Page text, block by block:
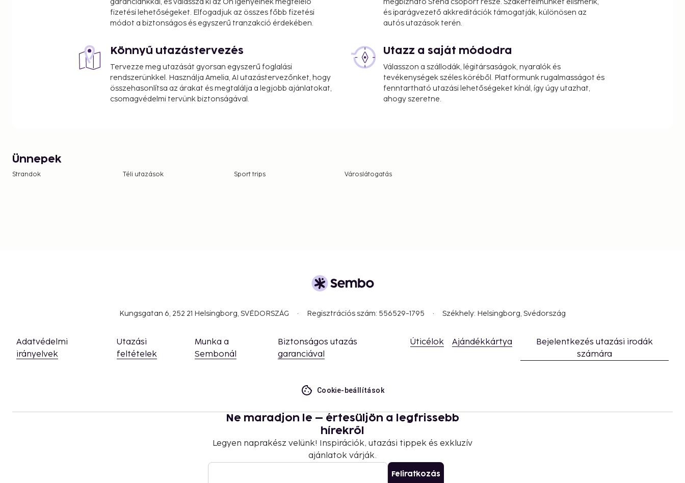
garanciánkkal, és válassza ki az Ön igényeinek megfelelő
fizetési lehetőségeket. Elfogadjuk az összes főbb fizetési
módot a biztonságos és egyszerű tranzakció érdekében.
megbízható Stena csoport része. Szakértelmünket elismerik,
és iparágvezető akkreditációk támogatják, különösen az
autós utazások terén.
Könnyű utazástervezés
Tervezze meg utazását gyorsan egyszerű foglalási
rendszerünkkel. Használja Amelia, AI utazástervezőnket, hogy
összehasonlítsa az árakat és megtalálja a legjobb ajánlatokat,
csomagvédelmi tervünk biztonságával.
Utazz a saját módodra
Válasszon a szállodák, légitársaságok, nyaralók és
tevékenységek széles köréből. Platformunk rugalmasságot és
fenntartható utazási lehetőségeket kínál, így úgy utazhat,
ahogy szeretne.
Ünnepek
Strandok Téli utazások Sport trips Városlátogatás
Kungsgatan 6, 252 21 Helsingborg, SVÉDORSZÁG Regisztrációs szám: 556529-1795 Székhely: Helsingborg, Svédország
Adatvédelmi
irányelvek
Utazási
feltételek
Munka a
Sembonál
Biztonságos utazás
garanciával
Úticélok Ajándékkártya
Bejelentkezés utazási irodák
számára
Cookie-beállítások
Ne maradjon le – értesüljön a legfrissebb
hírekről
Legyen naprakész velünk! Inspirációk, utazási tippek és exkluzív
ajánlatok várják.
Feliratkozás